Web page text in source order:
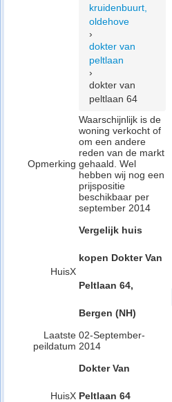
kruidenbuurt,
oldehove
›
dokter van
peltlaan
›
dokter van
peltlaan 64
Opmerking
Waarschijnlijk is de
woning verkocht of
om een andere
reden van de markt
gehaald. Wel
hebben wij nog een
prijspositie
beschikbaar per
september 2014
HuisX
Vergelijk huis
kopen Dokter Van
Peltlaan 64,
Bergen (NH)
Laatste
peildatum
02-September-
2014
HuisX
Dokter Van
Peltlaan 64